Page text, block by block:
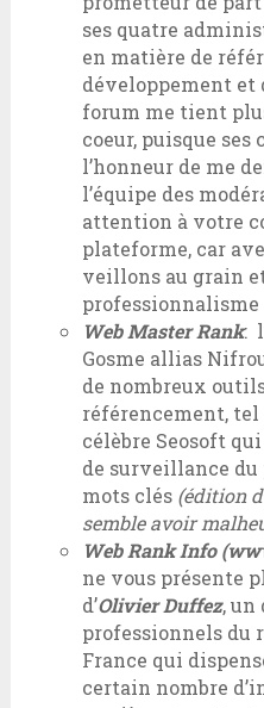
ses quatre
en matière de
développement et
forum me tient
coeur, puisque ses
l’honneur de me
l’équipe des
attention à votre
plateforme, car
veillons au grain
professionnalisme
Web Master Rank:
Gosme allias
de nombreux
référencement, tel
célèbre Seosoft
de surveillance
mots clés (édition
semble avoir
Web Rank Info
ne vous présente
d’Olivier Duffez, un
professionnels du
France qui
certain nombre